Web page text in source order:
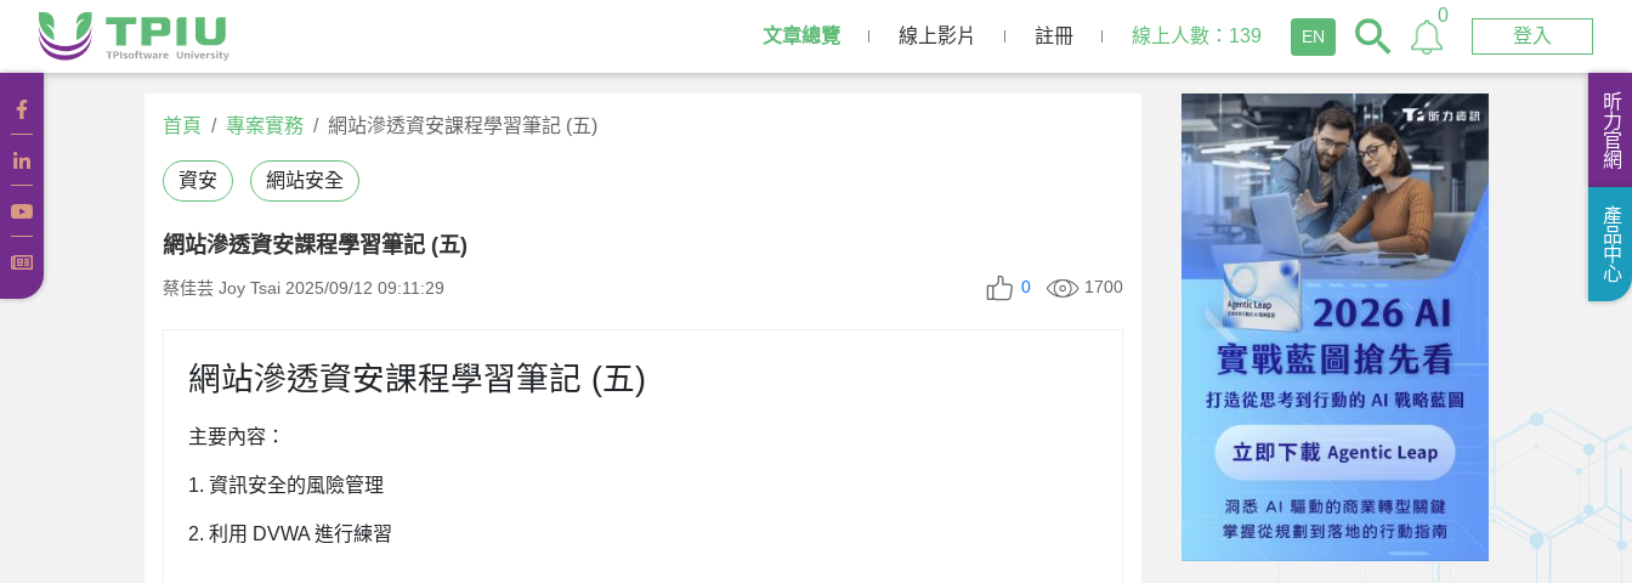
文章總覽 線上影片 註冊 線上人數：139 EN
0
登入
昕力官網
產品中心
首頁 專案實務 網站滲透資安課程學習筆記 (五)
資安 網站安全
網站滲透資安課程學習筆記 (五)
蔡佳芸 Joy Tsai 2025/09/12 09:11:29 0 1700
網站滲透資安課程學習筆記 (五)
主要內容：
1. 資訊安全的風險管理
2. 利用 DVWA 進行練習